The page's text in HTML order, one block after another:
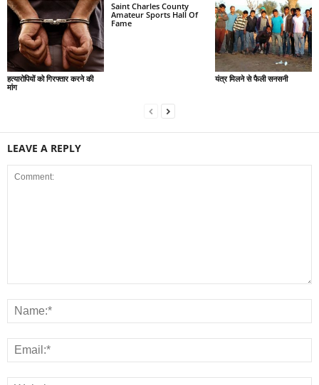
हत्यारोपियों को गिरफ्तार करने की
मांग
Saint Charles County
Amateur Sports Hall Of
Fame
यंत्र मिलने से फैली सनसनी
LEAVE A REPLY